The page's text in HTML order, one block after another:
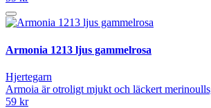
Armonia 1213 ljus gammelrosa
Hjertegarn
Armoia är otroligt mjukt och läckert
59 kr